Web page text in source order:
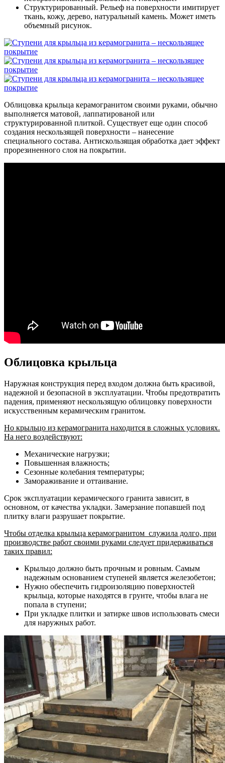
Структурированный. Рельеф на поверхности имитирует
ткань, кожу, дерево, натуральный камень. Может иметь
объемный рисунок.
Облицовка крыльца керамогранитом своими руками, обычно
выполняется матовой, лаппатированой или
структурированной плиткой. Существует еще один способ
создания нескользящей поверхности – нанесение
специального состава. Антискользящая обработка дает эффект
прорезиненного слоя на покрытии.
Облицовка крыльца
Наружная конструкция перед входом должна быть красивой,
надежной и безопасной в эксплуатации. Чтобы предотвратить
падения, применяют нескользящую облицовку поверхности
искусственным керамическим гранитом.
Но крыльцо из керамогранита находится в сложных условиях.
На него воздействуют:
Механические нагрузки;
Повышенная влажность;
Сезонные колебания температуры;
Замораживание и оттаивание.
Срок эксплуатации керамического гранита зависит, в
основном, от качества укладки. Замерзание попавшей под
плитку влаги разрушает покрытие.
Чтобы отделка крыльца керамогранитом служила долго, при
производстве работ своими руками следует придерживаться
таких правил:
Крыльцо должно быть прочным и ровным. Самым
надежным основанием ступеней является железобетон;
Нужно обеспечить гидроизоляцию поверхностей
крыльца, которые находятся в грунте, чтобы влага не
попала в ступени;
При укладке плитки и затирке швов использовать смеси
для наружных работ.